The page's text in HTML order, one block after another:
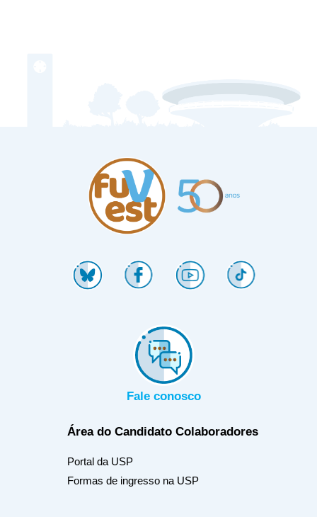
Fale conosco
Área do Candidato Colaboradores
Portal da USP
Formas de ingresso na USP